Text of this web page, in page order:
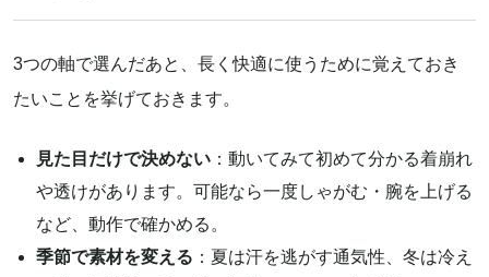
3つの軸で選んだあと、長く快適に使うために覚えておき
たいことを挙げておきます。
見た目だけで決めない ：動いてみて初めて分かる着崩れ
や透けがあります。可能なら一度しゃがむ・腕を上げる
など、動作で確かめる。
季節で素材を変える ：夏は汗を逃がす通気性、冬は冷え